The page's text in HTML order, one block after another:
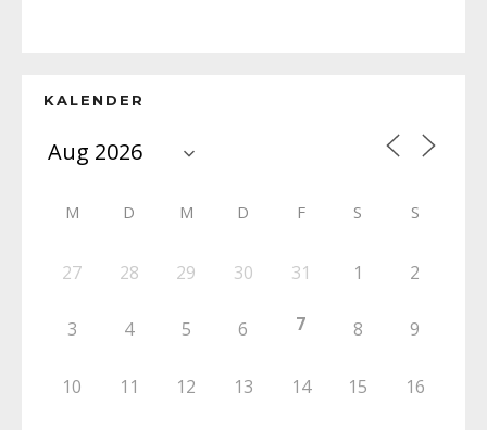
KALENDER
M D M D F S S
27 28 29 30 31 1 2
3 4 5 6 7 8 9
10 11 12 13 14 15 16